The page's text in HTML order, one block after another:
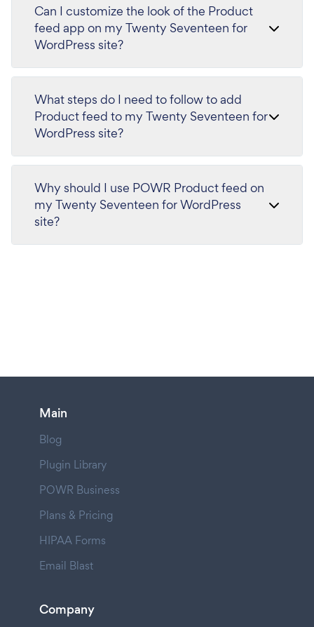
Can I customize the look of the Product
feed app on my Twenty Seventeen for
WordPress site?
What steps do I need to follow to add
Product feed to my Twenty Seventeen for
WordPress site?
Why should I use POWR Product feed on
my Twenty Seventeen for WordPress
site?
Main
Blog
Plugin Library
POWR Business
Plans & Pricing
HIPAA Forms
Email Blast
Company